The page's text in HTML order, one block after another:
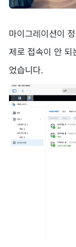
마이그레이션이
제로 접속이 안 되
었습니다.